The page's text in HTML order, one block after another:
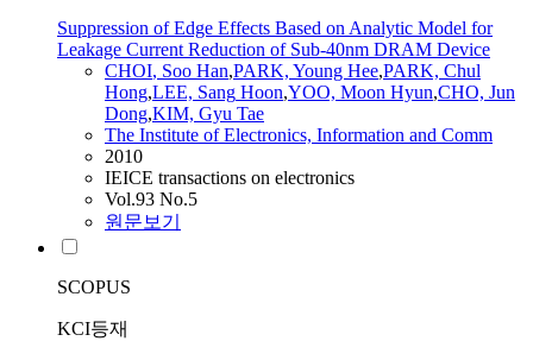
Suppression of Edge Effects Based on Analytic Model for
Leakage Current Reduction of Sub-40nm DRAM Device
CHOI, Soo Han,PARK, Young Hee,PARK, Chul
Hong,LEE, Sang Hoon,YOO, Moon Hyun,CHO, Jun
Dong,KIM, Gyu Tae
The Institute of Electronics, Information and Comm
2010
IEICE transactions on electronics
Vol.93 No.5
원문보기
SCOPUS
KCI등재